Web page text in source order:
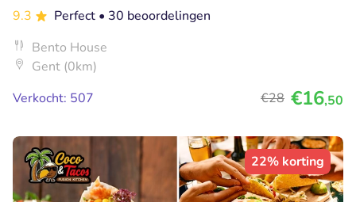
9.3 Perfect • 30 beoordelingen
Bento House
Gent (0km)
Verkocht: 507
€28 €16,50
22% korting